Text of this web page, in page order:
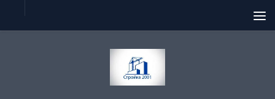
Перейти к содержимому